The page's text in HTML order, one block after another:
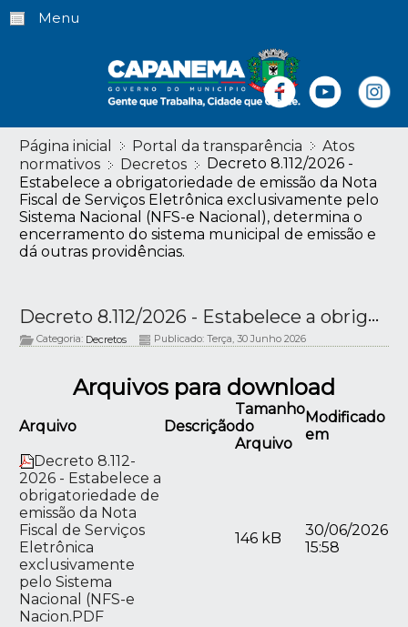
Menu
Página inicial Portal da transparência
Atos
normativos
Decretos
Decreto 8.112/2026 -
Estabelece a obrigatoriedade de emissão da Nota
Fiscal de Serviços Eletrônica exclusivamente pelo
Sistema Nacional (NFS-e Nacional), determina o
encerramento do sistema municipal de emissão e
dá outras providências.
Decreto 8.112/2026 - Estabelece a obrigatoriedade de emissão da Nota Fiscal de Serviços Eletrônica exclusivamente pelo Sistema Nacional (NFS-e Nacional), determina o encerramento do sistema municipal de emissão e dá outras providências.
Categoria: Decretos Publicado: Terça, 30 Junho 2026
Arquivos para download
Arquivo Descrição
Tamanho
do
Arquivo
Modificado
em
Decreto 8.112-
2026 - Estabelece a
obrigatoriedade de
emissão da Nota
Fiscal de Serviços
Eletrônica
exclusivamente
pelo Sistema
Nacional (NFS-e
Nacion.PDF
146 kB
30/06/2026
15:58